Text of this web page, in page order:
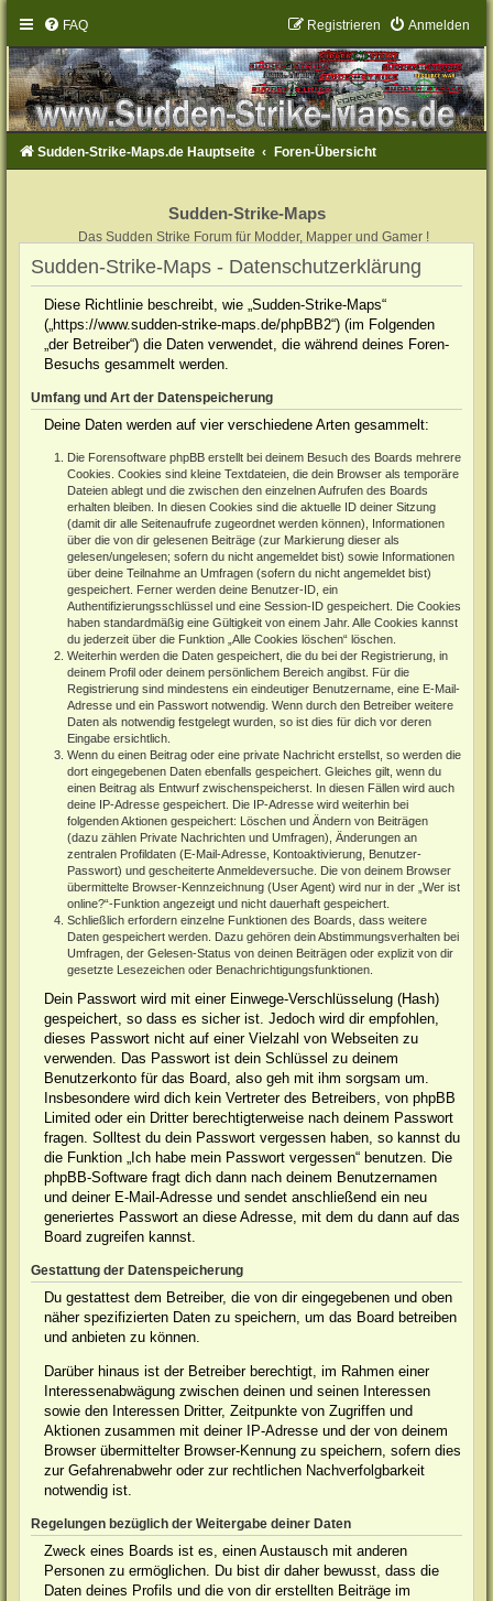
FAQ Anmelden
Registrieren
Sudden-Strike-Maps.de Hauptseite Foren-Übersicht
Sudden-Strike-Maps
Das Sudden Strike Forum für Modder, Mapper und Gamer !
Sudden-Strike-Maps - Datenschutzerklärung
Diese Richtlinie beschreibt, wie „Sudden-Strike-Maps“
(„https://www.sudden-strike-maps.de/phpBB2“) (im Folgenden
„der Betreiber“) die Daten verwendet, die während deines Foren-
Besuchs gesammelt werden.
Umfang und Art der Datenspeicherung
Deine Daten werden auf vier verschiedene Arten gesammelt:
Die Forensoftware phpBB erstellt bei deinem Besuch des Boards mehrere
Cookies. Cookies sind kleine Textdateien, die dein Browser als temporäre
Dateien ablegt und die zwischen den einzelnen Aufrufen des Boards
erhalten bleiben. In diesen Cookies sind die aktuelle ID deiner Sitzung
(damit dir alle Seitenaufrufe zugeordnet werden können), Informationen
über die von dir gelesenen Beiträge (zur Markierung dieser als
gelesen/ungelesen; sofern du nicht angemeldet bist) sowie Informationen
über deine Teilnahme an Umfragen (sofern du nicht angemeldet bist)
gespeichert. Ferner werden deine Benutzer-ID, ein
Authentifizierungsschlüssel und eine Session-ID gespeichert. Die Cookies
haben standardmäßig eine Gültigkeit von einem Jahr. Alle Cookies kannst
du jederzeit über die Funktion „Alle Cookies löschen“ löschen.
Weiterhin werden die Daten gespeichert, die du bei der Registrierung, in
deinem Profil oder deinem persönlichem Bereich angibst. Für die
Registrierung sind mindestens ein eindeutiger Benutzername, eine E-Mail-
Adresse und ein Passwort notwendig. Wenn durch den Betreiber weitere
Daten als notwendig festgelegt wurden, so ist dies für dich vor deren
Eingabe ersichtlich.
Wenn du einen Beitrag oder eine private Nachricht erstellst, so werden die
dort eingegebenen Daten ebenfalls gespeichert. Gleiches gilt, wenn du
einen Beitrag als Entwurf zwischenspeicherst. In diesen Fällen wird auch
deine IP-Adresse gespeichert. Die IP-Adresse wird weiterhin bei
folgenden Aktionen gespeichert: Löschen und Ändern von Beiträgen
(dazu zählen Private Nachrichten und Umfragen), Änderungen an
zentralen Profildaten (E-Mail-Adresse, Kontoaktivierung, Benutzer-
Passwort) und gescheiterte Anmeldeversuche. Die von deinem Browser
übermittelte Browser-Kennzeichnung (User Agent) wird nur in der „Wer ist
online?“-Funktion angezeigt und nicht dauerhaft gespeichert.
Schließlich erfordern einzelne Funktionen des Boards, dass weitere
Daten gespeichert werden. Dazu gehören dein Abstimmungsverhalten bei
Umfragen, der Gelesen-Status von deinen Beiträgen oder explizit von dir
gesetzte Lesezeichen oder Benachrichtigungsfunktionen.
Dein Passwort wird mit einer Einwege-Verschlüsselung (Hash)
gespeichert, so dass es sicher ist. Jedoch wird dir empfohlen,
dieses Passwort nicht auf einer Vielzahl von Webseiten zu
verwenden. Das Passwort ist dein Schlüssel zu deinem
Benutzerkonto für das Board, also geh mit ihm sorgsam um.
Insbesondere wird dich kein Vertreter des Betreibers, von phpBB
Limited oder ein Dritter berechtigterweise nach deinem Passwort
fragen. Solltest du dein Passwort vergessen haben, so kannst du
die Funktion „Ich habe mein Passwort vergessen“ benutzen. Die
phpBB-Software fragt dich dann nach deinem Benutzernamen
und deiner E-Mail-Adresse und sendet anschließend ein neu
generiertes Passwort an diese Adresse, mit dem du dann auf das
Board zugreifen kannst.
Gestattung der Datenspeicherung
Du gestattest dem Betreiber, die von dir eingegebenen und oben
näher spezifizierten Daten zu speichern, um das Board betreiben
und anbieten zu können.
Darüber hinaus ist der Betreiber berechtigt, im Rahmen einer
Interessenabwägung zwischen deinen und seinen Interessen
sowie den Interessen Dritter, Zeitpunkte von Zugriffen und
Aktionen zusammen mit deiner IP-Adresse und der von deinem
Browser übermittelter Browser-Kennung zu speichern, sofern dies
zur Gefahrenabwehr oder zur rechtlichen Nachverfolgbarkeit
notwendig ist.
Regelungen bezüglich der Weitergabe deiner Daten
Zweck eines Boards ist es, einen Austausch mit anderen
Personen zu ermöglichen. Du bist dir daher bewusst, dass die
Daten deines Profils und die von dir erstellten Beiträge im